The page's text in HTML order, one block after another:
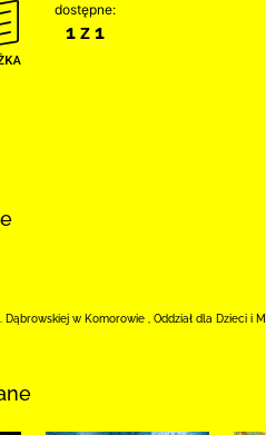
dostępne:
1 z 1
Dąbrowskiej w Komorowie Oddział dla Dzieci i